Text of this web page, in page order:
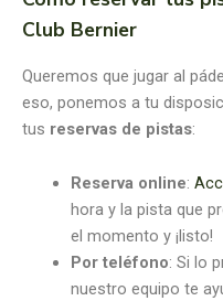
Club Bernier
Queremos que jugar al
eso, ponemos a tu
tus reservas de pistas:
Reserva online:
hora y la pista que
el momento y ¡listo!
Por teléfono: Si lo
nuestro equipo te